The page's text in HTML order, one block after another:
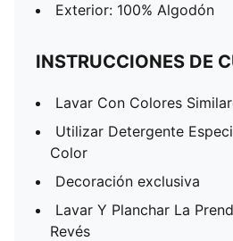
Exterior: 100% Algodón
INSTRUCCIONES DE
Lavar Con Colores
Utilizar Detergente
Color
Decoración exclusiva
Lavar Y Planchar La
Revés